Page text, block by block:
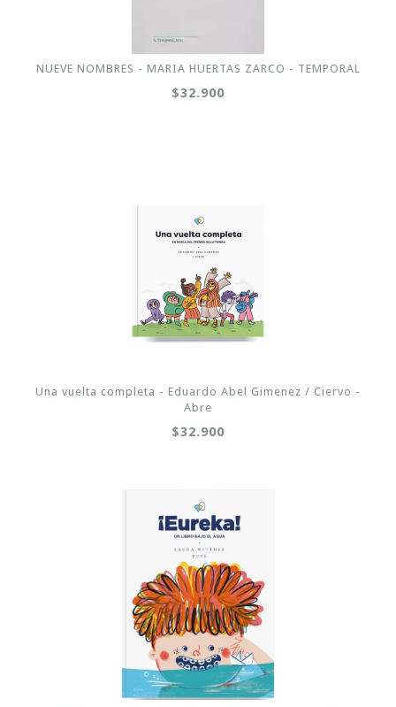
NUEVE NOMBRES - MARIA HUERTAS ZARCO - TEMPORAL
$32.900
Una vuelta completa - Eduardo Abel Gimenez / Ciervo -
Abre
$32.900